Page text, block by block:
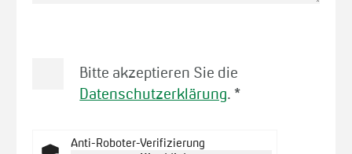
Bitte akzeptieren Sie die
Datenschutzerklärung. *
Anti-Roboter-Verifizierung